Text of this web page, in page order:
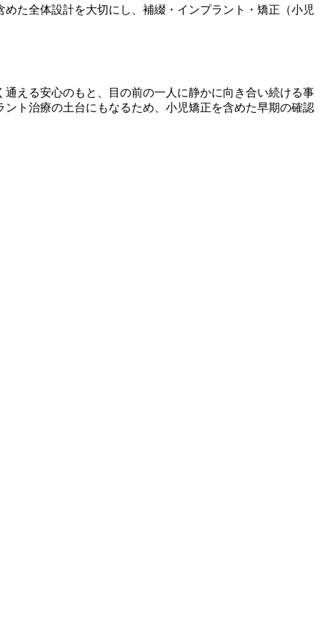
た全体設計を大切にし、補綴・インプラント・矯正（小児
える安心のもと、目の前の一人に静かに向き合い続ける事
ト治療の土台にもなるため、小児矯正を含めた早期の確認